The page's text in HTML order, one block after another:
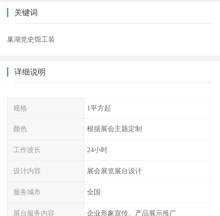
关键词
巢湖党史馆工装
详细说明
规格 1平方起
颜色 根据展会主题定制
工作波长 24小时
设计内容 展会展览展台设计
服务城市 全国
展台服务内容 企业形象宣传、产品展示推广